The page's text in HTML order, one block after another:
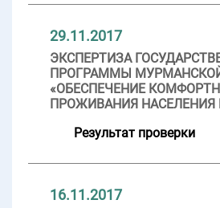
29.11.2017
ЭКСПЕРТИЗА
ПРОГРАММЫ
«ОБЕСПЕЧЕНИЕ
ПРОЖИВАНИЯ НАСЕЛЕНИЯ
Результат проверки
16.11.2017